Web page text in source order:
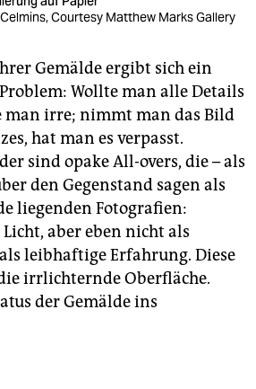
Courtesy Matthew Marks Gallery
Gemälde ergibt sich ein
Wollte man alle Details
man irre; nimmt man das Bild
hat man es verpasst.
sind opake All-overs, die – als
den Gegenstand sagen als
liegenden Fotografien:
aber eben nicht als
leibhaftige Erfahrung. Diese
irrlichternde Oberfläche.
der Gemälde ins